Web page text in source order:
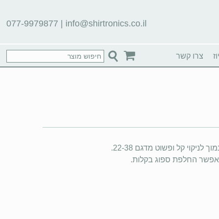
077-9979877 info@shirtronics.co.il
צרו קשר
קל ופשוט מדגם 22-38.
החלפת ספוג בקלות.